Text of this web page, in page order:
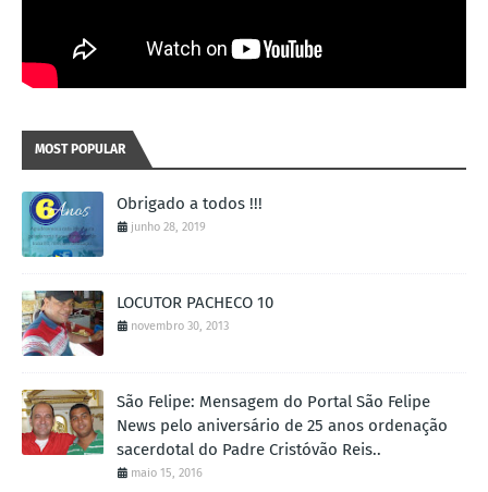
MOST POPULAR
Obrigado a todos !!!
junho 28, 2019
LOCUTOR PACHECO 10
novembro 30, 2013
São Felipe: Mensagem do Portal São Felipe
News pelo aniversário de 25 anos ordenação
sacerdotal do Padre Cristóvão Reis..
maio 15, 2016